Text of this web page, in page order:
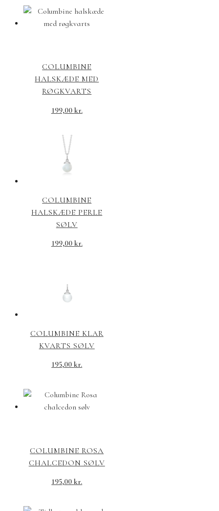
COLUMBINE
HALSKÆDE MED
RØGKVARTS
199,00 kr.
COLUMBINE
HALSKÆDE PERLE
SØLV
199,00 kr.
COLUMBINE KLAR
KVARTS SØLV
195,00kr.
COLUMBINE ROSA
CHALCEDON SØLV
195,00kr.